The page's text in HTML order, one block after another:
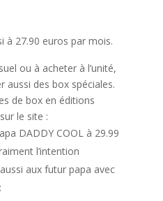
à 27.90 euros par mois.
ou à acheter à l’unité,
aussi des box spéciales.
de box en éditions
le site :
DADDY COOL à 29.99
l’intention
aux futur papa avec